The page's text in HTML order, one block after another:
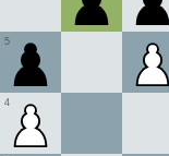
4
5